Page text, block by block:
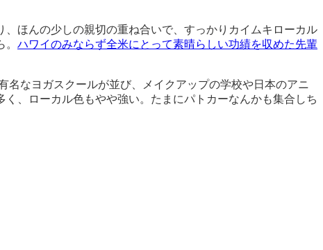
ほんの少しの親切の重ね合いで、すっかりカイムキローカル
ハワイのみならず全米にとって素晴らしい功績を収めた先輩
なヨガスクールが並び、メイクアップの学校や日本のアニ
、ローカル色もやや強い。たまにパトカーなんかも集合しち